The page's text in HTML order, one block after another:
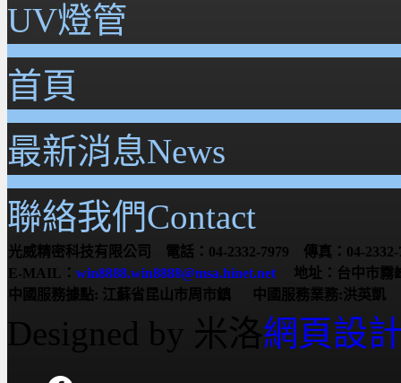
UV燈管
首頁
最新消息News
聯絡我們Contact
光威精密科技有限公司 電話：04-2332-7979 傳真：04-2332-
E-MAIL： win8888.win8888@msa.hinet.net 地址：台中市霧
中國服務據點: 江蘇省昆山市周市鎮 中國服務業務:洪英凱
Designed by 米洛網頁設